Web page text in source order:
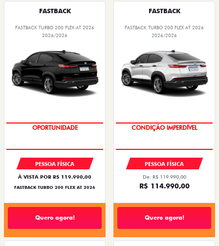
FASTBACK
FASTBACK TURBO 200 FLEX AT 2026
2026/2026
OPORTUNIDADE
PESSOA FÍSICA
À VISTA POR R$ 119.990,00
FASTBACK TURBO 200 FLEX AT 2026
Quero agora!
FASTBACK
FASTBACK TURBO 200 FLEX AT 2026
2026/2026
CONDIÇÃO IMPERDÍVEL
PESSOA FÍSICA
De: R$ 119.990,00
R$ 114.990,00
Quero agora!